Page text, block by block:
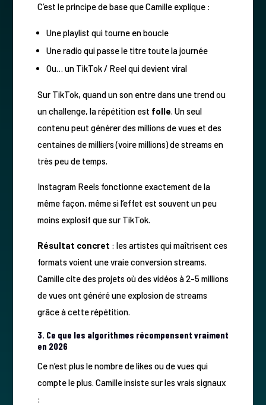
C’est le principe de base que Camille explique :
Une playlist qui tourne en boucle
Une radio qui passe le titre toute la journée
Ou… un TikTok / Reel qui devient viral
Sur TikTok, quand un son entre dans une trend ou
un challenge, la répétition est folle. Un seul
contenu peut générer des millions de vues et des
centaines de milliers (voire millions) de streams en
très peu de temps.
Instagram Reels fonctionne exactement de la
même façon, même si l’effet est souvent un peu
moins explosif que sur TikTok.
Résultat concret : les artistes qui maîtrisent ces
formats voient une vraie conversion streams.
Camille cite des projets où des vidéos à 2-5 millions
de vues ont généré une explosion de streams
grâce à cette répétition.
3. Ce que les algorithmes récompensent vraiment
en 2026
Ce n’est plus le nombre de likes ou de vues qui
compte le plus. Camille insiste sur les vrais signaux
: